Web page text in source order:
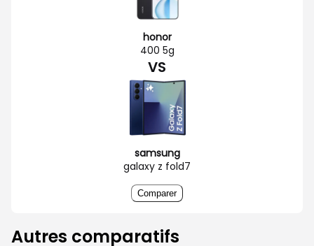
honor
400 5g
VS
samsung
galaxy z fold7
Comparer
Autres comparatifs